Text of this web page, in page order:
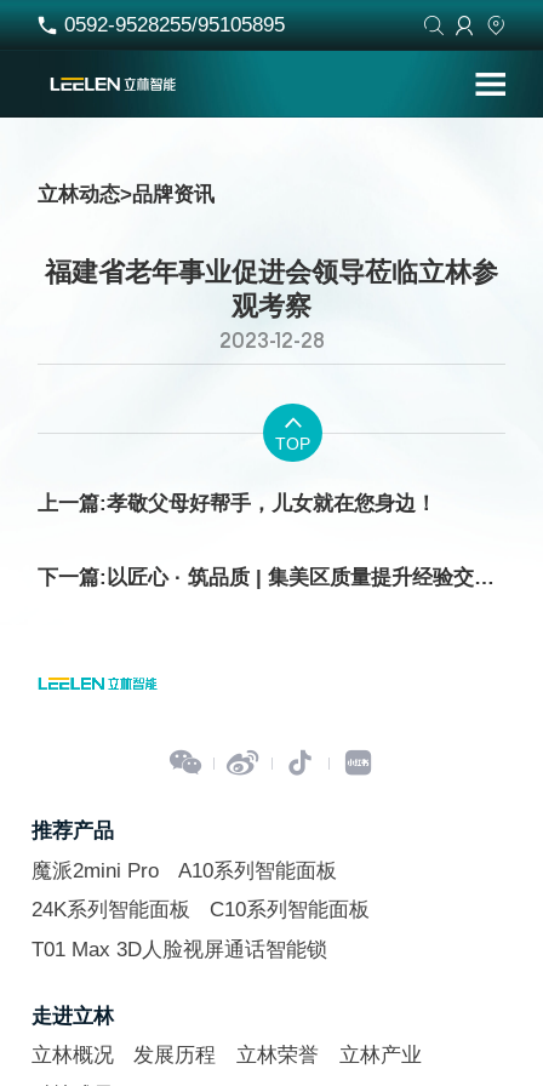
 0592-9528255/95105895   
立林动态>品牌资讯
福建省老年事业促进会领导莅临立林参
观考察
2023-12-28

TOP
上一篇:孝敬父母好帮手，儿女就在您身边！
下一篇:以匠心 · 筑品质 | 集美区质量提升经验交流分享会在立林举行
   
推荐产品
魔派2mini Pro
A10系列智能面板
24K系列智能面板
C10系列智能面板
T01 Max 3D人脸视屏通话智能锁
走进立林
立林概况
发展历程 立林荣誉
立林产业